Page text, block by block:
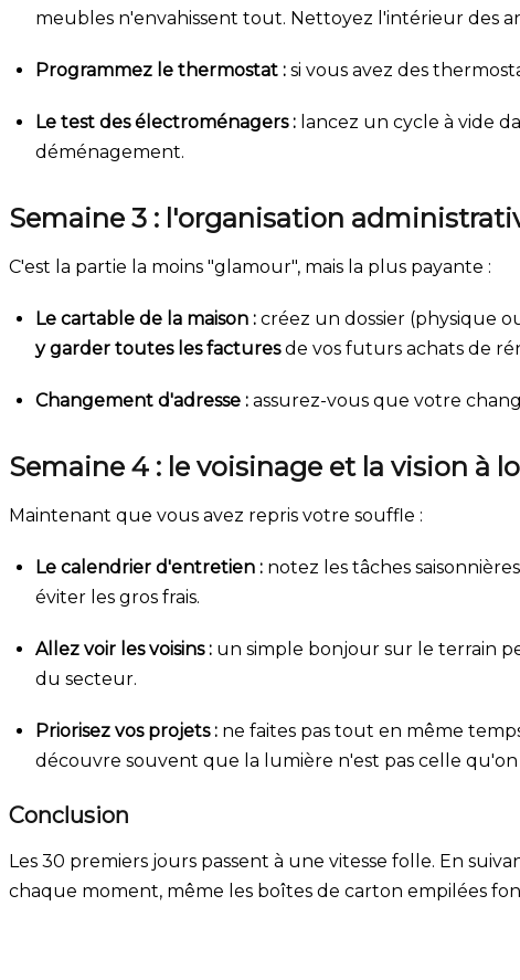
meubles n'envahissent tout. Nettoyez l'intérieur des
Programmez le thermostat : si vous avez des
Le test des électroménagers : lancez un cycle à vide
déménagement.
Semaine 3 : l'organisation
C'est la partie la moins "glamour", mais la plus payante :
Le cartable de la maison : créez un dossier (physique
y garder toutes les facturesde vos futurs achats de
Changement d'adresse : assurez-vous que votre
Semaine 4 : le voisinage et la vision à
Maintenant que vous avez repris votre souffle :
Le calendrier d'entretien : notez les tâches
éviter les gros frais.
Allez voir les voisins : un simple bonjour sur le terrain
du secteur.
Priorisez vos projets : ne faites pas tout en même
découvre souvent que la lumière n'est pas celle
Conclusion
Les 30 premiers jours passent à une vitesse folle. En
chaque moment, même les boîtes de carton empilées